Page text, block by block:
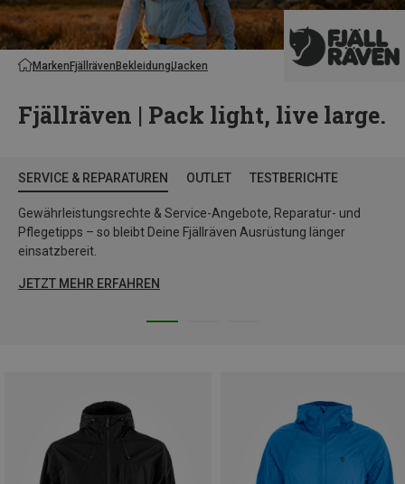
MarkenFjällrävenBekleidungJacken
Fjällräven | Pack light, live large.
SERVICE & REPARATUREN OUTLET TESTBERICHTE
Gewährleistungsrechte & Service-Angebote, Reparatur- und
Pflegetipps – so bleibt Deine Fjällräven Ausrüstung länger
einsatzbereit.
JETZT MEHR ERFAHREN